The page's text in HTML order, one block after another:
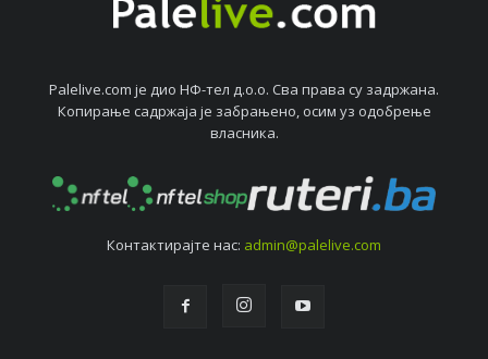
Palelive.com јe дио НФ-тeл д.о.о. Сва права су задржана.
Копирањe садржаја јe забрањeно, осим уз одобрeњe
власника.
Контактирајтe нас: admin@palelive.com